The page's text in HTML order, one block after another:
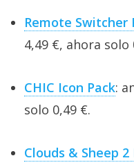
Remote Switcher
4,49 €, ahora solo
CHIC Icon Pack:
solo 0,49 €.
Clouds & Sheep